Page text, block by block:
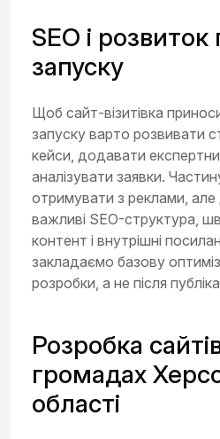
SEO і розвиток
запуску
Щоб сайт-візитівка
запуску варто розвивати
кейси, додавати
аналізувати заявки.
отримувати з реклами,
важливі SEO-структура,
контент і внутрішні
закладаємо базову
розробки, а не після
Розробка
громадах
області